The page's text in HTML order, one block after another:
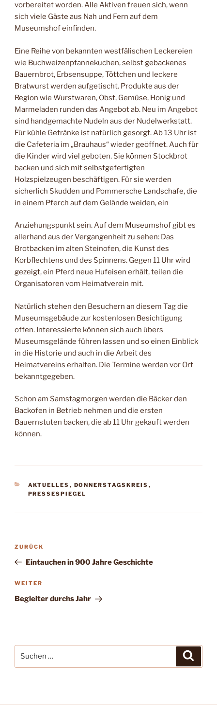
vorbereitet worden. Alle Aktiven freuen sich, wenn
sich viele Gäste aus Nah und Fern auf dem
Museumshof einfinden.
Eine Reihe von bekannten westfälischen Leckereien
wie Buchweizenpfannekuchen, selbst gebackenes
Bauernbrot, Erbsensuppe, Töttchen und leckere
Bratwurst werden aufgetischt. Produkte aus der
Region wie Wurstwaren, Obst, Gemüse, Honig und
Marmeladen runden das Angebot ab. Neu im Angebot
sind handgemachte Nudeln aus der Nudelwerkstatt.
Für kühle Getränke ist natürlich gesorgt. Ab 13 Uhr ist
die Cafeteria im „Brauhaus“ wieder geöffnet. Auch für
die Kinder wird viel geboten. Sie können Stockbrot
backen und sich mit selbstgefertigten
Holzspielzeugen beschäftigen. Für sie werden
sicherlich Skudden und Pommersche Landschafe, die
in einem Pferch auf dem Gelände weiden, ein
Anziehungspunkt sein. Auf dem Museumshof gibt es
allerhand aus der Vergangenheit zu sehen: Das
Brotbacken im alten Steinofen, die Kunst des
Korbflechtens und des Spinnens. Gegen 11 Uhr wird
gezeigt, ein Pferd neue Hufeisen erhält, teilen die
Organisatoren vom Heimatverein mit.
Natürlich stehen den Besuchern an diesem Tag die
Museumsgebäude zur kostenlosen Besichtigung
offen. Interessierte können sich auch übers
Museumsgelände führen lassen und so einen Einblick
in die Historie und auch in die Arbeit des
Heimatvereins erhalten. Die Termine werden vor Ort
bekanntgegeben.
Schon am Samstagmorgen werden die Bäcker den
Backofen in Betrieb nehmen und die ersten
Bauernstuten backen, die ab 11 Uhr gekauft werden
können.
KATEGORIEN
AKTUELLES , DONNERSTAGSKREIS ,
PRESSESPIEGEL
Beitragsnavigation
Vorheriger
Beitrag
ZURÜCK
Eintauchen in 900 Jahre Geschichte
Nächster
Beitrag
WEITER
Begleiter durchs Jahr
nach: